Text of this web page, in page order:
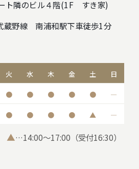
ト隣のビル４階(1F すき家)
蔵野線 南浦和駅下車徒歩1分
火 水 木 金 土 日
● ● ● ● ● ―
● ● ● ● ▲ ―
▲…14:00～17:00（受付16:30）